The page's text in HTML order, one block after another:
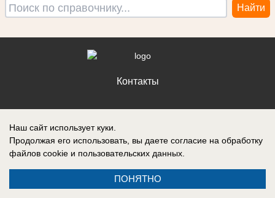
Контакты
Запись о регистрации СМИ: Эл № ФС77-88610, выдано Федеральной
службой по надзору в сфере связи, информационных технологий и
Наш сайт использует куки.
Продолжая его использовать, вы даете согласие на обработку
файлов cookie и пользовательских данных.
ПОНЯТНО